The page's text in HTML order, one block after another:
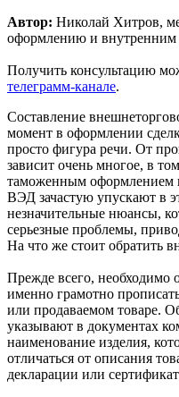
Автор: Николай Хитров,
оформлению и внутренним
Получить консультацию
телеграмм-канале.
Составление
момент в оформлении
просто фигура речи. От
зависит очень многое, в
таможенным оформлением
ВЭД зачастую упускают в
незначительные нюансы,
серьезные проблемы,
На что же стоит обратить
Прежде всего, необходимо
именно грамотно
или продаваемом товаре.
указывают в документах
наименование изделия,
отличаться от описания
декларации или